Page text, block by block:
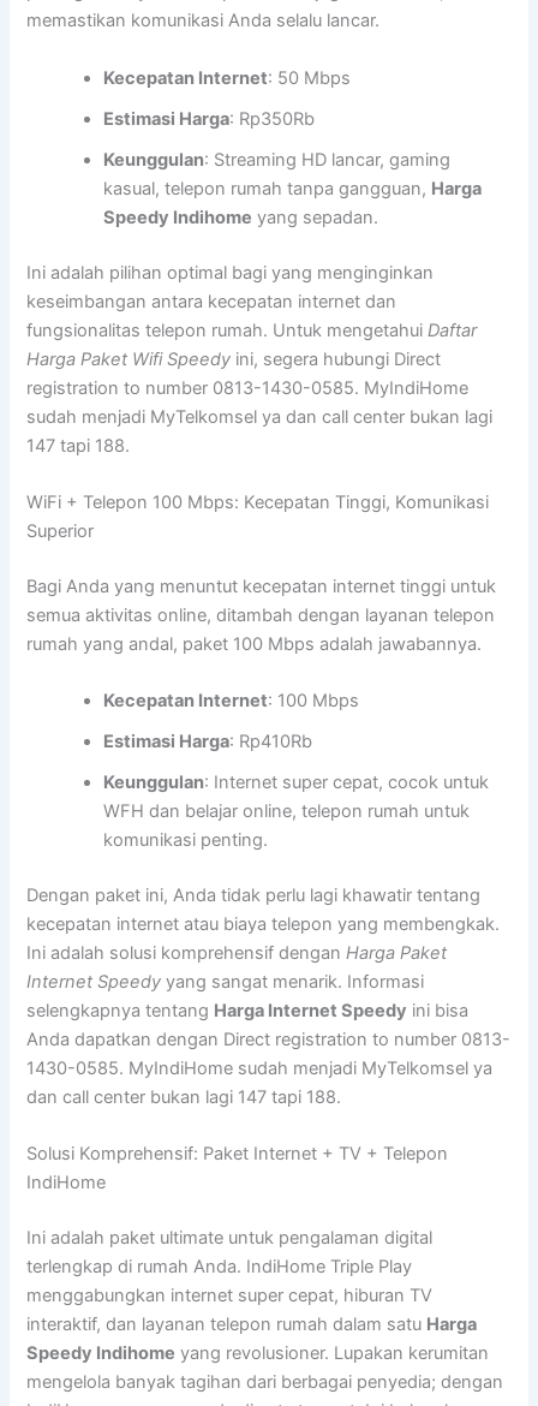
memastikan komunikasi Anda selalu lancar.
Kecepatan Internet: 50 Mbps
Estimasi Harga: Rp350Rb
Keunggulan: Streaming HD lancar, gaming
kasual, telepon rumah tanpa gangguan, Harga
Speedy Indihome yang sepadan.
Ini adalah pilihan optimal bagi yang menginginkan
keseimbangan antara kecepatan internet dan
fungsionalitas telepon rumah. Untuk mengetahui Daftar
Harga Paket Wifi Speedy ini, segera hubungi Direct
registration to number 0813-1430-0585. MyIndiHome
sudah menjadi MyTelkomsel ya dan call center bukan lagi
147 tapi 188.
WiFi + Telepon 100 Mbps: Kecepatan Tinggi, Komunikasi
Superior
Bagi Anda yang menuntut kecepatan internet tinggi untuk
semua aktivitas online, ditambah dengan layanan telepon
rumah yang andal, paket 100 Mbps adalah jawabannya.
Kecepatan Internet: 100 Mbps
Estimasi Harga: Rp410Rb
Keunggulan: Internet super cepat, cocok untuk
WFH dan belajar online, telepon rumah untuk
komunikasi penting.
Dengan paket ini, Anda tidak perlu lagi khawatir tentang
kecepatan internet atau biaya telepon yang membengkak.
Ini adalah solusi komprehensif denganHarga Paket
Internet Speedy yang sangat menarik. Informasi
selengkapnya tentang Harga Internet Speedy ini bisa
Anda dapatkan dengan Direct registration to number 0813-
1430-0585. MyIndiHome sudah menjadi MyTelkomsel ya
dan call center bukan lagi 147 tapi 188.
Solusi Komprehensif: Paket Internet + TV + Telepon
IndiHome
Ini adalah paket ultimate untuk pengalaman digital
terlengkap di rumah Anda. IndiHome Triple Play
menggabungkan internet super cepat, hiburan TV
interaktif, dan layanan telepon rumah dalam satu Harga
Speedy Indihome yang revolusioner. Lupakan kerumitan
mengelola banyak tagihan dari berbagai penyedia; dengan